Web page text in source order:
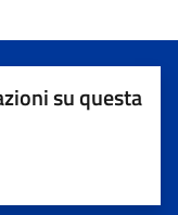
su questa